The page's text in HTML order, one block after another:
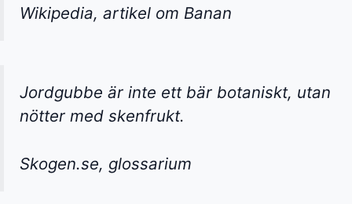
Wikipedia, artikel om Banan
Jordgubbe är inte ett bär botaniskt, utan
nötter med skenfrukt.
Skogen.se, glossarium